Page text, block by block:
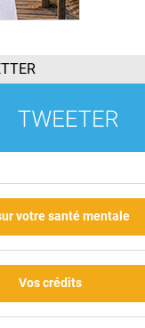
votre santé mentale
Vos crédits